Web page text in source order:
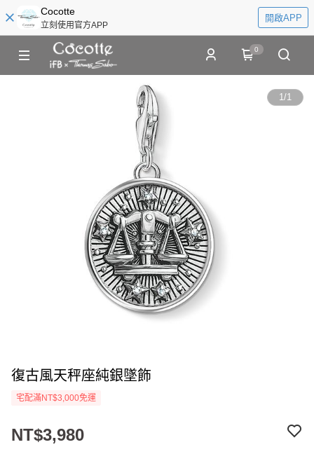
Cocotte
立刻使用官方APP
開啟APP
0
1/1
復古風天秤座純銀墜飾
宅配滿NT$3,000免運
NT$3,980